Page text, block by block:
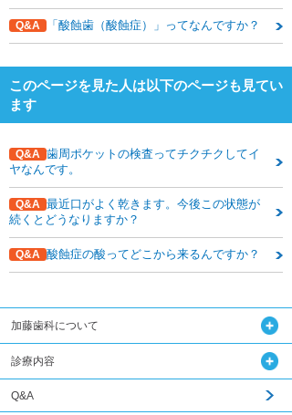
Q&A 「酸蝕歯（酸蝕症）」ってなんですか？
このページを見た人は以下のページも見てい
ます
Q&A
歯周ポケットの検査ってチクチクしてイ
ヤなんです。
Q&A
最近口がよく乾きます。今後この状態が
続くとどうなりますか？
Q&A 酸蝕症の酸ってどこから来るんですか？
加藤歯科について
診療内容
Q&A
年賀状・暑中お見舞い